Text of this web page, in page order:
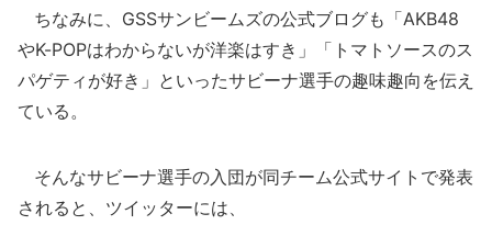
ちなみに、GSSサンビームズの公式ブログも「AKB48
やK-POPはわからないが洋楽はすき」「トマトソースのス
パゲティが好き」といったサビーナ選手の趣味趣向を伝え
ている。
そんなサビーナ選手の入団が同チーム公式サイトで発表
されると、ツイッターには、